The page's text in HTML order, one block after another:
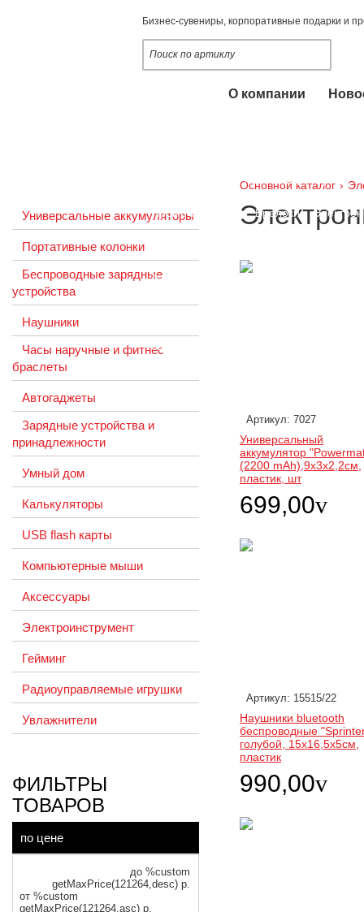
Бизнес-сувениры, корпоративные подарки и
О компании
Ручки и карандаши
Промо-сувениры Брелоки
Сладкие подарки
Заказная программа
Универсальные аккумуляторы
Портативные колонки
Беспроводные зарядные
устройства
Наушники
Часы наручные и фитнес
браслеты
Автогаджеты
Зарядные устройства и
принадлежности
Умный дом
Калькуляторы
USB flash карты
Компьютерные мыши
Аксессуары
Электроинструмент
Гейминг
Радиоуправляемые игрушки
Увлажнители
ФИЛЬТРЫ
ТОВАРОВ
по цене
до %custom
getMaxPrice(121264,desc) р.
от %custom
getMaxPrice(121264,asc) р.
Основной каталог ›
Артикул: 7027
Универсальный
аккумулятор
(2200 mAh),9х3х2,2см,
пластик, шт
699,00v
Артикул: 15515/22
Наушники bluetooth
беспроводные
голубой, 15х16,5х5см,
пластик
990,00v